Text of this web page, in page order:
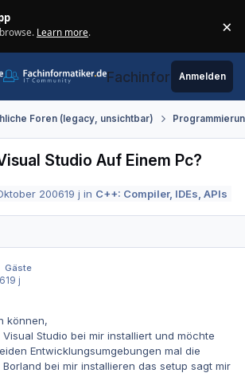
Learn more. ×
Fachinformatiker.de
Anmelden
Foren (legacy, unsichtbar)
Studio Auf Einem Pc?
200619 j in C++: Compiler, IDEs, APIs
Gäste
19 j
können,
Studio bei mir installiert und möchte
Entwicklungsumgebungen mal die
Borland bei mir installieren das setup sagt mir